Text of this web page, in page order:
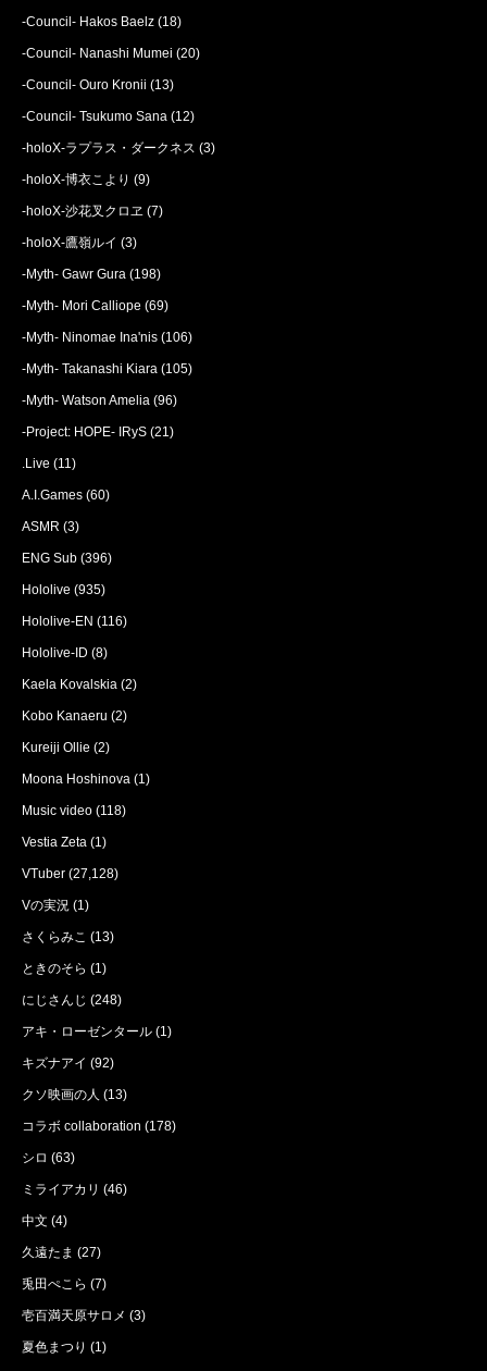
-Council- Hakos Baelz (18)
-Council- Nanashi Mumei (20)
-Council- Ouro Kronii (13)
-Council- Tsukumo Sana (12)
-holoX-ラプラス・ダークネス (3)
-holoX-博衣こより (9)
-holoX-沙花叉クロヱ (7)
-holoX-鷹嶺ルイ (3)
-Myth- Gawr Gura (198)
-Myth- Mori Calliope (69)
-Myth- Ninomae Ina'nis (106)
-Myth- Takanashi Kiara (105)
-Myth- Watson Amelia (96)
-Project: HOPE- IRyS (21)
.Live (11)
A.I.Games (60)
ASMR (3)
ENG Sub (396)
Hololive (935)
Hololive-EN (116)
Hololive-ID (8)
Kaela Kovalskia (2)
Kobo Kanaeru (2)
Kureiji Ollie (2)
Moona Hoshinova (1)
Music video (118)
Vestia Zeta (1)
VTuber (27,128)
Vの実況 (1)
さくらみこ (13)
ときのそら (1)
にじさんじ (248)
アキ・ローゼンタール (1)
キズナアイ (92)
クソ映画の人 (13)
コラボ collaboration (178)
シロ (63)
ミライアカリ (46)
中文 (4)
久遠たま (27)
兎田ぺこら (7)
壱百満天原サロメ (3)
夏色まつり (1)